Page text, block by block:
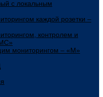
с локальным
каждой розетки –
контролем и
мониторингом – «М»